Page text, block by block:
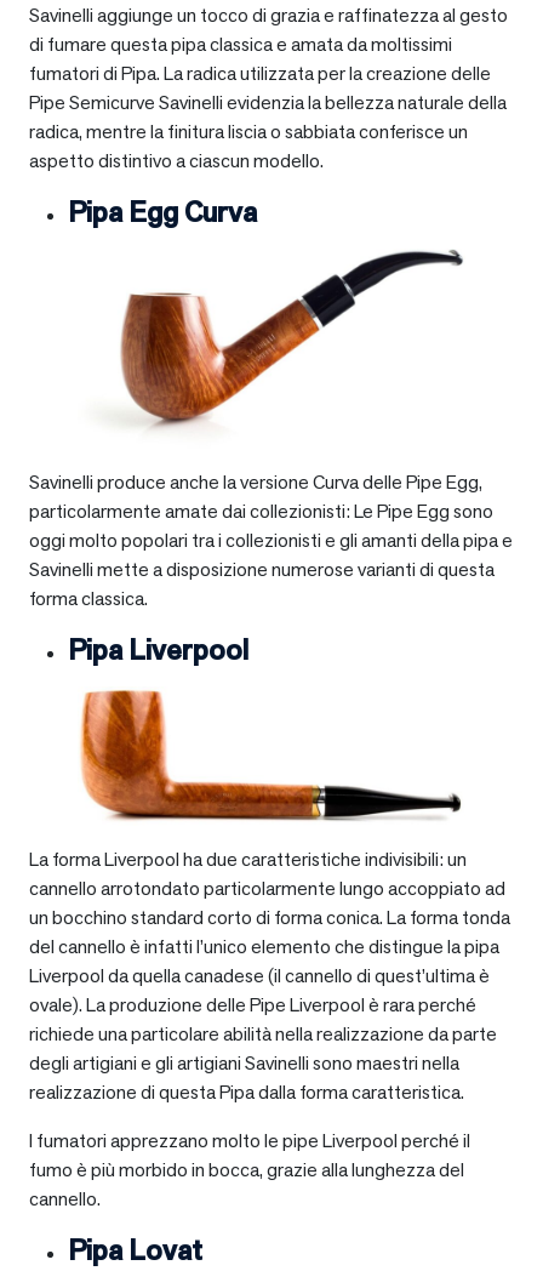
Savinelli aggiunge un tocco di grazia e raffinatezza al gesto
di fumare questa pipa classica e amata da moltissimi
fumatori di Pipa. La radica utilizzata per la creazione delle
Pipe Semicurve Savinelli evidenzia la bellezza naturale della
radica, mentre la finitura liscia o sabbiata conferisce un
aspetto distintivo a ciascun modello.
Pipa Egg Curva
Savinelli produce anche la versione Curva delle Pipe Egg,
particolarmente amate dai collezionisti: Le Pipe Egg sono
oggi molto popolari tra i collezionisti e gli amanti della pipa e
Savinelli mette a disposizione numerose varianti di questa
forma classica.
Pipa Liverpool
La forma Liverpool ha due caratteristiche indivisibili: un
cannello arrotondato particolarmente lungo accoppiato ad
un bocchino standard corto di forma conica. La forma tonda
del cannello è infatti l’unico elemento che distingue la pipa
Liverpool da quella canadese (il cannello di quest’ultima è
ovale). La produzione delle Pipe Liverpool è rara perché
richiede una particolare abilità nella realizzazione da parte
degli artigiani e gli artigiani Savinelli sono maestri nella
realizzazione di questa Pipa dalla forma caratteristica.
I fumatori apprezzano molto le pipe Liverpool perché il
fumo è più morbido in bocca, grazie alla lunghezza del
cannello.
Pipa Lovat